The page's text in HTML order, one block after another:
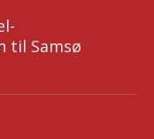
til Samsø